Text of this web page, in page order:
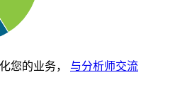
您的业务， 与分析师交流